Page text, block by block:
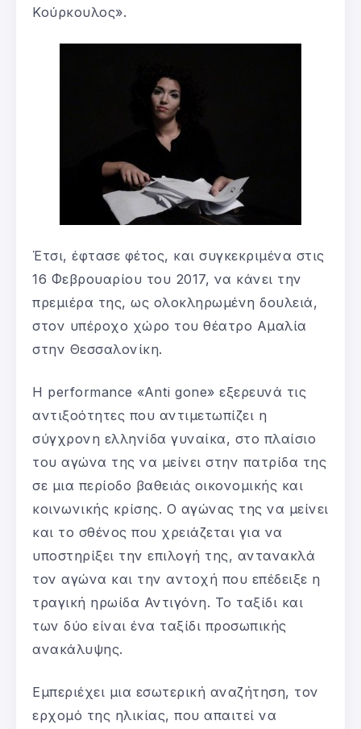
Κούρκουλος».
Έτσι, έφτασε φέτος, και συγκεκριμένα στις
16 Φεβρουαρίου του 2017, να κάνει την
πρεμιέρα της, ως ολοκληρωμένη δουλειά,
στον υπέροχο χώρο του θέατρο Αμαλία
στην Θεσσαλονίκη.
Η performance «Anti gone» εξερευνά τις
αντιξοότητες που αντιμετωπίζει η
σύγχρονη ελληνίδα γυναίκα, στο πλαίσιο
του αγώνα της να μείνει στην πατρίδα της
σε μια περίοδο βαθειάς οικονομικής και
κοινωνικής κρίσης. Ο αγώνας της να μείνει
και το σθένος που χρειάζεται για να
υποστηρίξει την επιλογή της, αντανακλά
τον αγώνα και την αντοχή που επέδειξε η
τραγική ηρωίδα Αντιγόνη. Το ταξίδι και
των δύο είναι ένα ταξίδι προσωπικής
ανακάλυψης.
Εμπεριέχει μια εσωτερική αναζήτηση, τον
ερχομό της ηλικίας, που απαιτεί να